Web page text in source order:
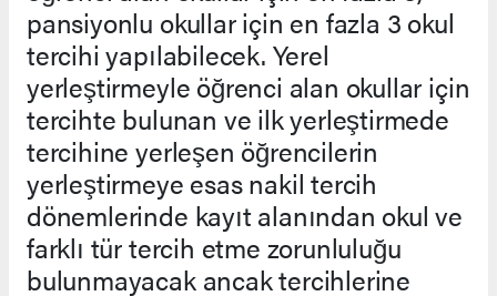
pansiyonlu okullar için en fazla 3 okul
tercihi yapılabilecek. Yerel
yerleştirmeyle öğrenci alan okullar için
tercihte bulunan ve ilk yerleştirmede
tercihine yerleşen öğrencilerin
yerleştirmeye esas nakil tercih
dönemlerinde kayıt alanından okul ve
farklı tür tercih etme zorunluluğu
bulunmayacak ancak tercihlerine